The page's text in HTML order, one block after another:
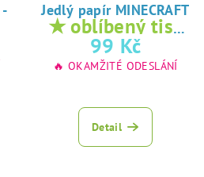
Jedlý papír MINECRAFT
★ oblíbený tisk
na jedlý papír
99 Kč
🔥 OKAMŽITÉ ODESLÁNÍ
Detail